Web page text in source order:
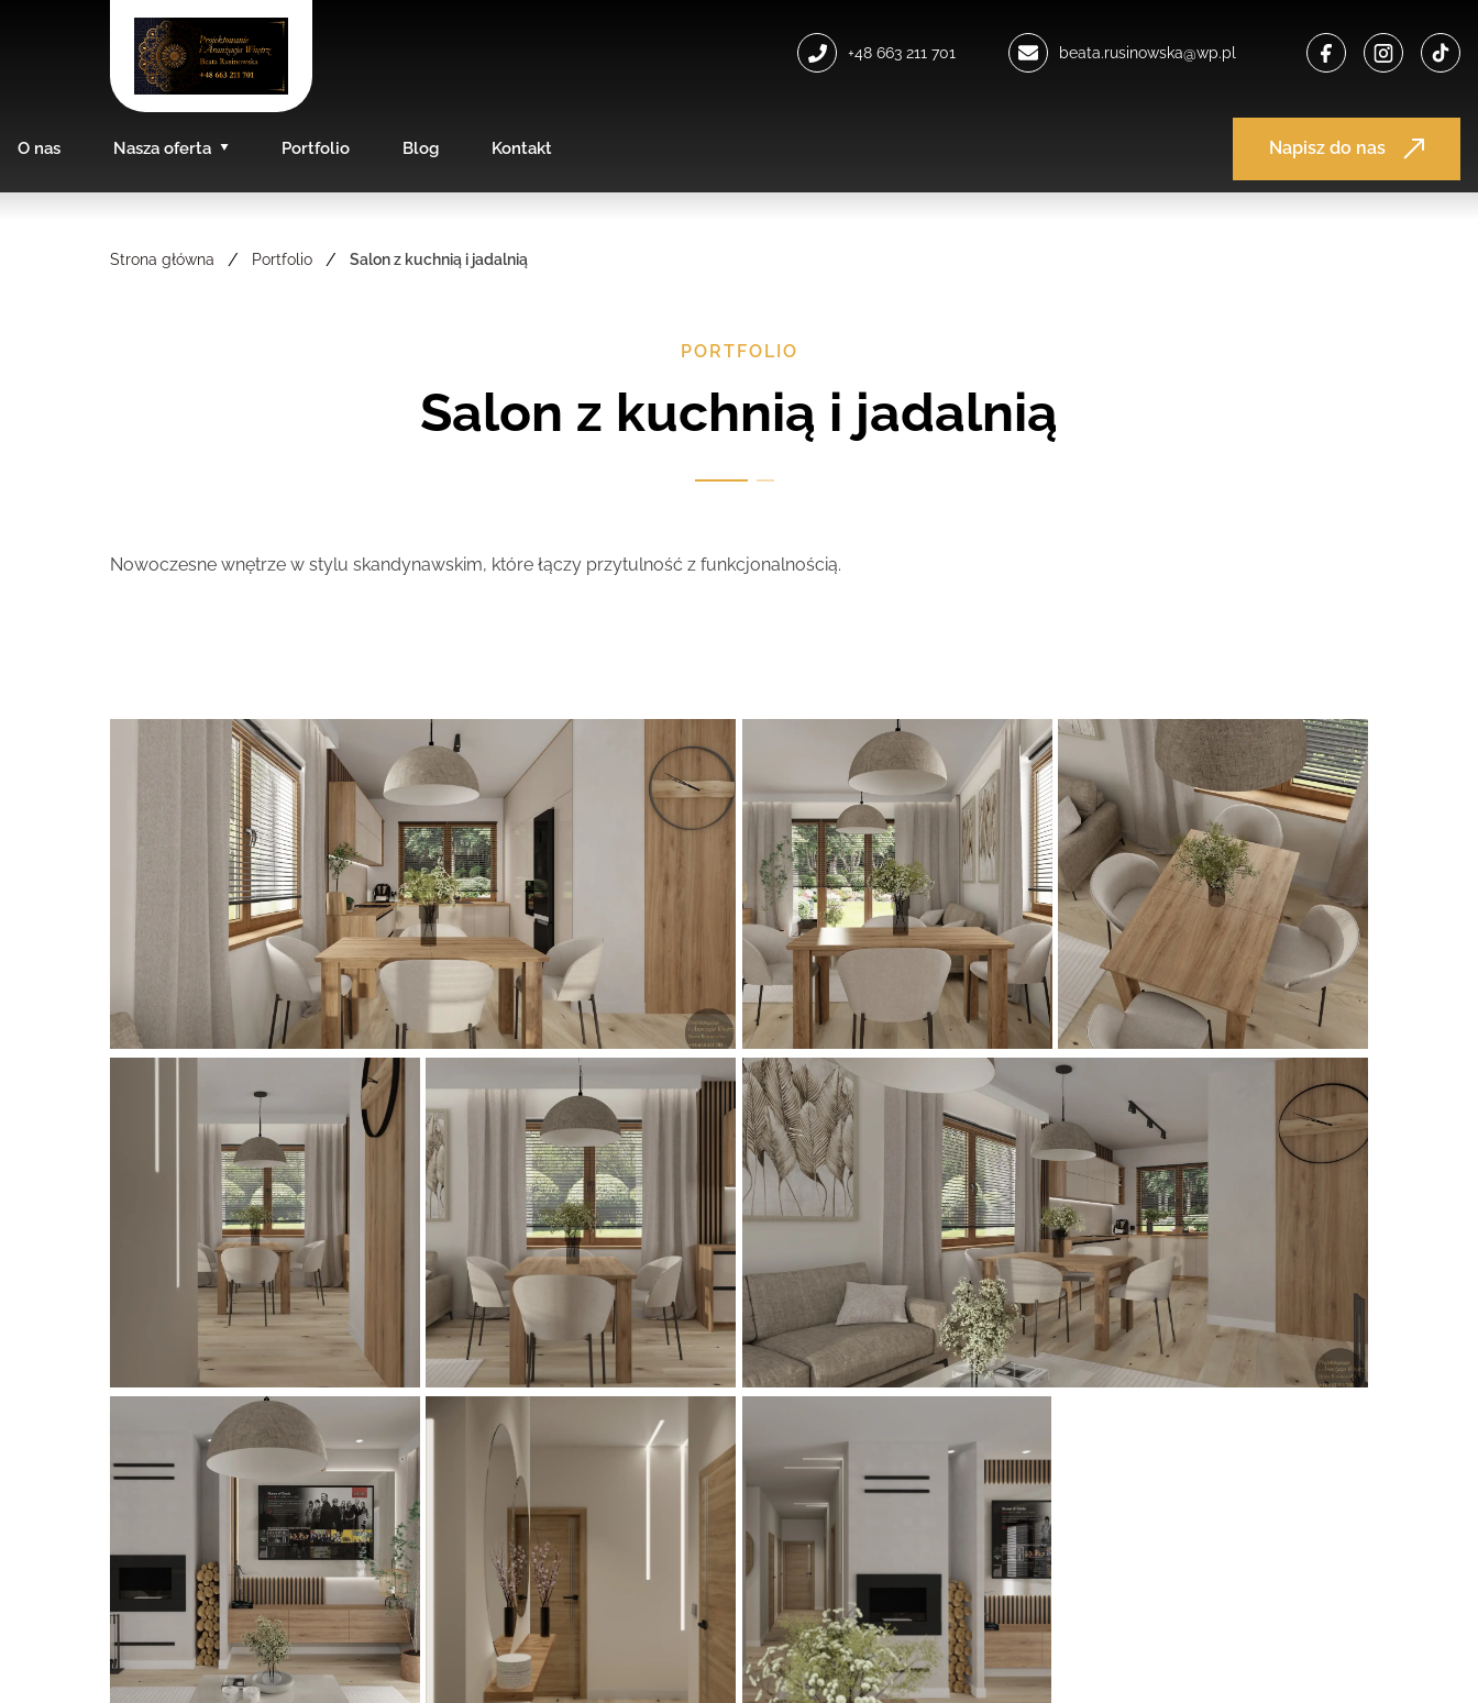
+48 663 211 701 beata.rusinowska@wp.pl
O nas Nasza oferta Portfolio Blog Kontakt Napisz do nas
Strona główna / Portfolio / Salon z kuchnią i jadalnią
PORTFOLIO
Salon z kuchnią i jadalnią
Nowoczesne wnętrze w stylu skandynawskim, które łączy przytulność z funkcjonalnością.